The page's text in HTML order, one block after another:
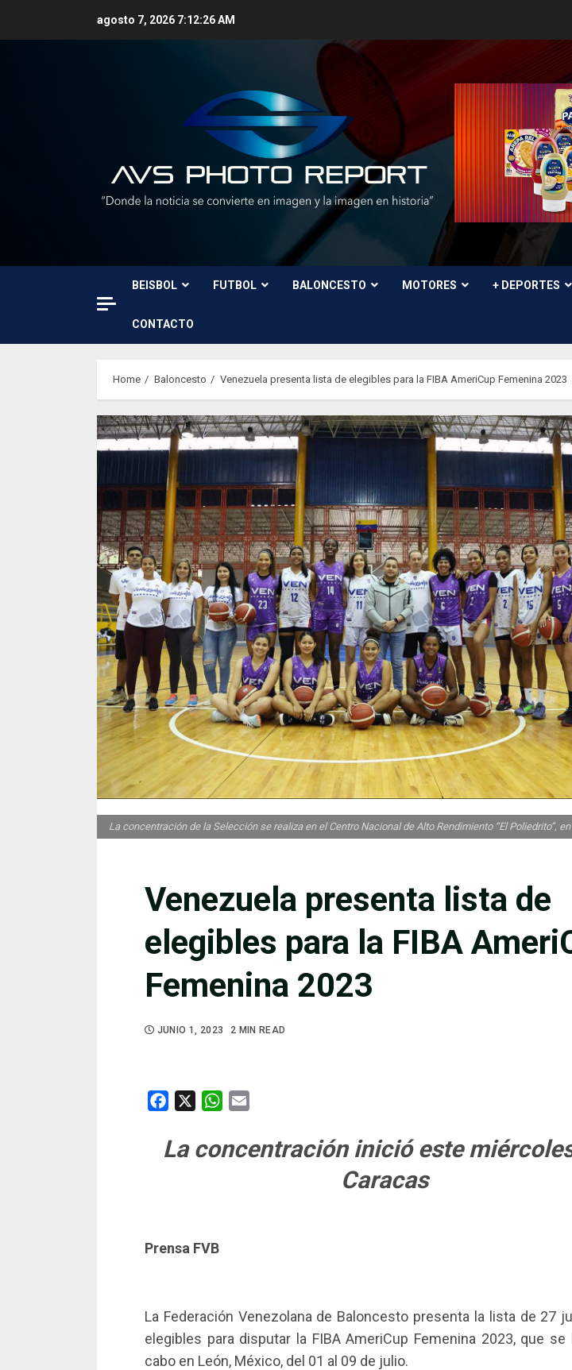
agosto 7, 2026 7:12:28 AM
BEISBOL FUTBOL BALONCESTO MOTORES + DEPORTES
CONTACTO
Home Baloncesto Venezuela presenta lista de elegibles para la FIBA AmeriCup Femenina 2023
Venezuela presenta lista de
elegibles para la FIBA
Femenina 2023
JUNIO 1, 2023 2 MIN READ
La concentración de la Selección se realiza en el Centro Nacional de Alto Rendimiento “El Poliedrito”,
Facebook WhatsApp
La concentración inició este
Caracas
Prensa FVB
La Federación Venezolana de Baloncesto presenta la lista de 27
elegibles para disputar la FIBA AmeriCup Femenina 2023, que se
cabo en León, México, del 01 al 09 de julio.